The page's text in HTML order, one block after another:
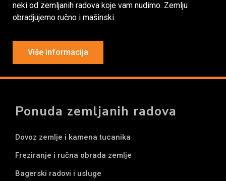
Ponuda zemljanih radova
Dovoz zemlje i kamena tucanika
Freziranje i ručna obrada zemlje
Bagerski radovi i usluge
neki od zemljanih radova koje vam nudimo. Zemlju
obradjujemo ručno i mašinski.
Više informacija